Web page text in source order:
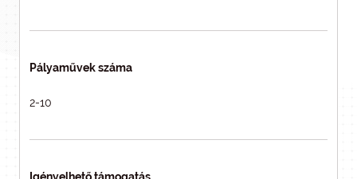
Pályaművek száma
2-10